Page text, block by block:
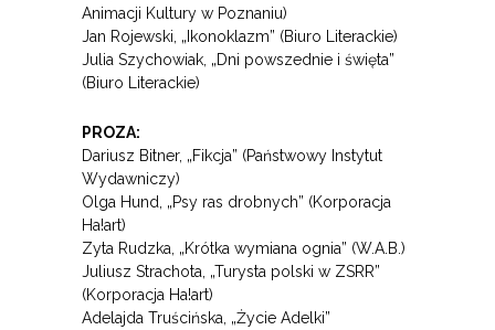
Animacji Kultury w Poznaniu)
Jan Rojewski, „Ikonoklazm” (Biuro Literackie)
Julia Szychowiak, „Dni powszednie i święta”
(Biuro Literackie)
PROZA:
Dariusz Bitner, „Fikcja” (Państwowy Instytut
Wydawniczy)
Olga Hund, „Psy ras drobnych” (Korporacja
Ha!art)
Zyta Rudzka, „Krótka wymiana ognia” (W.A.B.)
Juliusz Strachota, „Turysta polski w ZSRR”
(Korporacja Ha!art)
Adelajda Truścińska, „Życie Adelki”